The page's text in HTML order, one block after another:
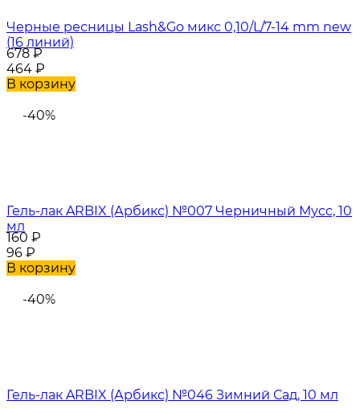
Черные ресницы Lash&Go микс 0,10/L/7-14 mm new
(16 линий)
678₽
464 ₽
В корзину
-40%
Гель-лак ARBIX (Арбикс) №007 Черничный Мусс, 10
мл
160 ₽
96 ₽
В корзину
-40%
Гель-лак ARBIX (Арбикс) №046 Зимний Сад, 10 мл